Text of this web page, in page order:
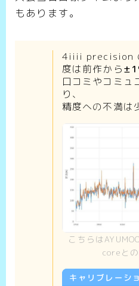
もあります。
4iiii precision
度は前作から
口コミやコミュ
り、
精度への不満は
こちらは
coreと
キャリブレーシ